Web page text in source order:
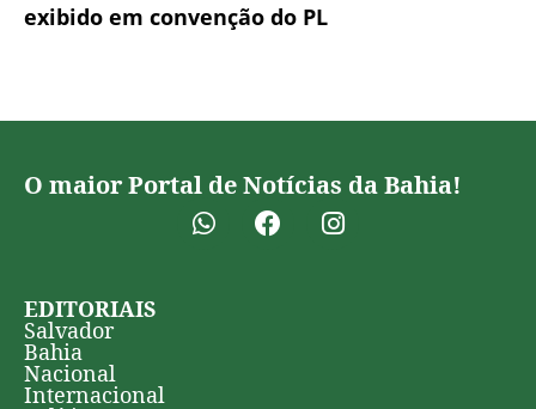
exibido em convenção do PL
O maior Portal de Notícias da Bahia!
EDITORIAIS
Salvador
Bahia
Nacional
Internacional